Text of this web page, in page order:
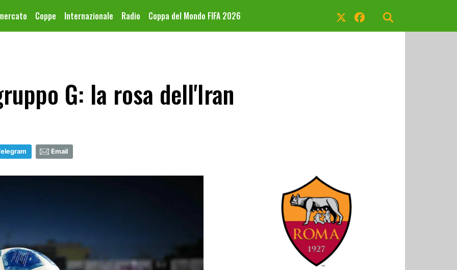
Coppe Internazionale Radio Coppa del Mondo FIFA 2026
G: la rosa dell'Iran
Email